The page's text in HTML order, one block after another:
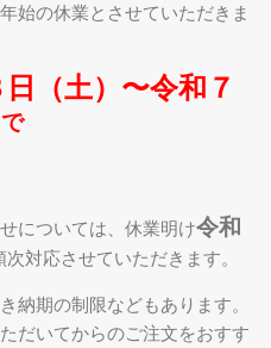
始の休業とさせていただきま
（土）〜令和７
については、休業明け令和
次対応させていただきます。
納期の制限などもあります。
だいてからのご注文をおすす